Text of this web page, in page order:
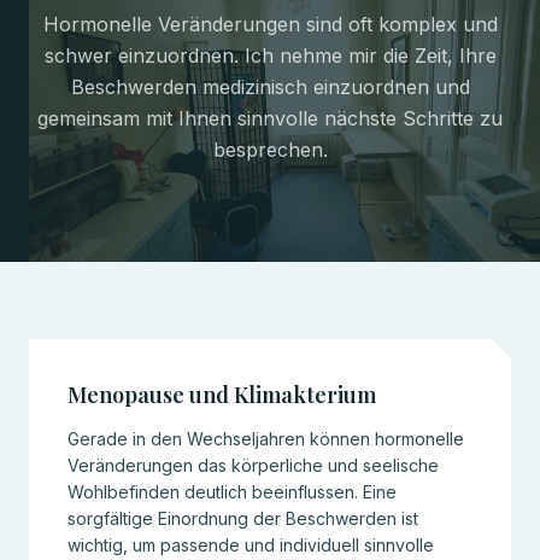
Hormonelle Veränderungen sind oft komplex und
schwer einzuordnen. Ich nehme mir die Zeit, Ihre
Beschwerden medizinisch einzuordnen und
gemeinsam mit Ihnen sinnvolle nächste Schritte zu
besprechen.
Menopause und Klimakterium
Gerade in den Wechseljahren können hormonelle
Veränderungen das körperliche und seelische
Wohlbefinden deutlich beeinflussen. Eine
sorgfältige Einordnung der Beschwerden ist
wichtig, um passende und individuell sinnvolle